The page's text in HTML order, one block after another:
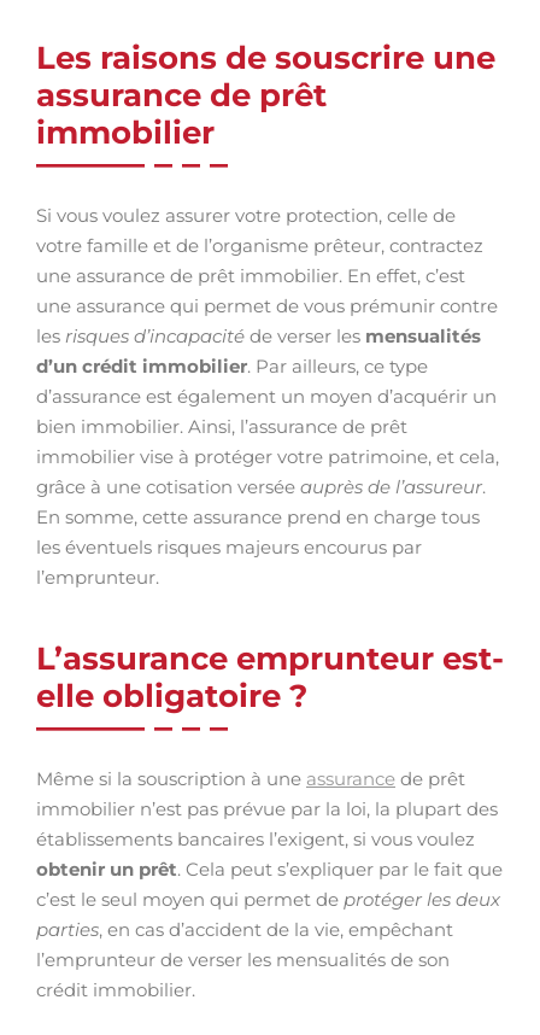
Les raisons de souscrire une
assurance de prêt
immobilier
Si vous voulez assurer votre protection, celle de
votre famille et de l’organisme prêteur, contractez
une assurance de prêt immobilier. En effet, c’est
une assurance qui permet de vous prémunir contre
les risques d’incapacité de verser les mensualités
d’un crédit immobilier. Par ailleurs, ce type
d’assurance est également un moyen d’acquérir un
bien immobilier. Ainsi, l’assurance de prêt
immobilier vise à protéger votre patrimoine, et cela,
grâce à une cotisation versée auprès de l’assureur.
En somme, cette assurance prend en charge tous
les éventuels risques majeurs encourus par
l’emprunteur.
L’assurance emprunteur est-
elle obligatoire ?
Même si la souscription à une assurance de prêt
immobilier n’est pas prévue par la loi, la plupart des
établissements bancaires l’exigent, si vous voulez
obtenir un prêt. Cela peut s’expliquer par le fait que
c’est le seul moyen qui permet de protéger les deux
parties, en cas d’accident de la vie, empêchant
l’emprunteur de verser les mensualités de son
crédit immobilier.